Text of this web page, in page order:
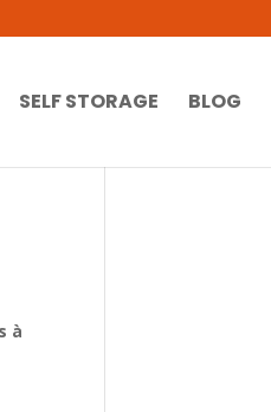
SELF STORAGE BLOG
à